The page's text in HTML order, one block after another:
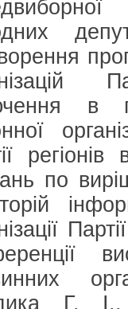
в
по
Г. І.,